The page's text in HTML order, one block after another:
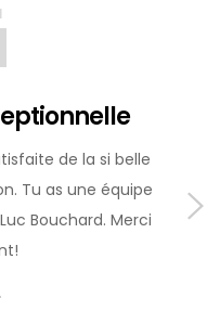
de la si belle
Tu as une équipe
Bouchard. Merci